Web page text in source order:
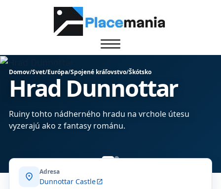
Domov/Svet/Európa/Spojené kráľovstvo/Škótsko
Hrad Dunnottar
Ruiny tohto nádherného hradu na vrchole útesu
vyzerajú ako z fantasy románu.
location_on Adresa
Dunnottar Castleopen_in_new